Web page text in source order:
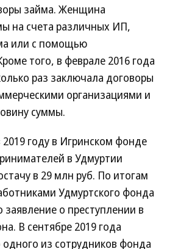
займа. Женщина
на счета различных ИП,
или с помощью
того, в феврале 2016 года
раз заключала договоры
организациями и
суммы.
году в Игринском фонде
в Удмуртии
в 29 млн руб. По итогам
Удмуртского фонда
о преступлении в
В сентябре 2019 года
из сотрудников фонда